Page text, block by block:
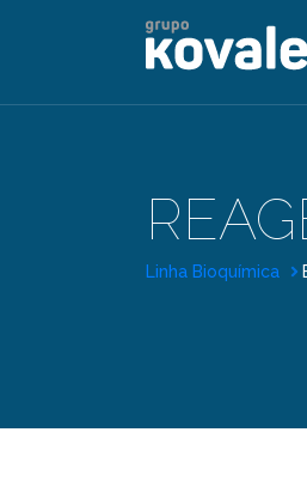
Linha Bioquímica